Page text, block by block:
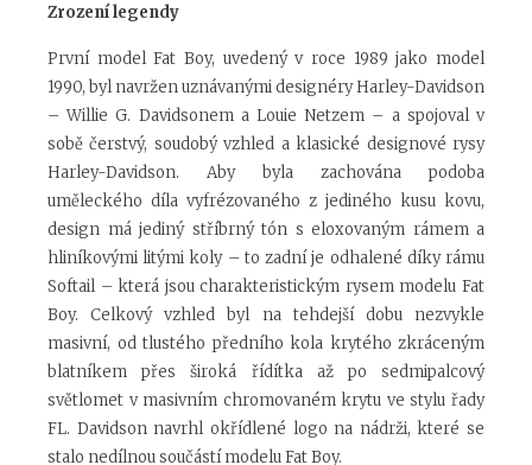
Zrození legendy
První model Fat Boy, uvedený v roce 1989 jako model
1990, byl navržen uznávanými designéry Harley-Davidson
– Willie G. Davidsonem a Louie Netzem – a spojoval v
sobě čerstvý, soudobý vzhled a klasické designové rysy
Harley-Davidson. Aby byla zachována podoba
uměleckého díla vyfrézovaného z jediného kusu kovu,
design má jediný stříbrný tón s eloxovaným rámem a
hliníkovými litými koly – to zadní je odhalené díky rámu
Softail – která jsou charakteristickým rysem modelu Fat
Boy. Celkový vzhled byl na tehdejší dobu nezvykle
masivní, od tlustého předního kola krytého zkráceným
blatníkem přes široká řídítka až po sedmipalcový
světlomet v masivním chromovaném krytu ve stylu řady
FL. Davidson navrhl okřídlené logo na nádrži, které se
stalo nedílnou součástí modelu Fat Boy.